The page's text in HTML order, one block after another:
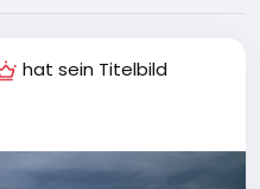
hat sein Titelbild